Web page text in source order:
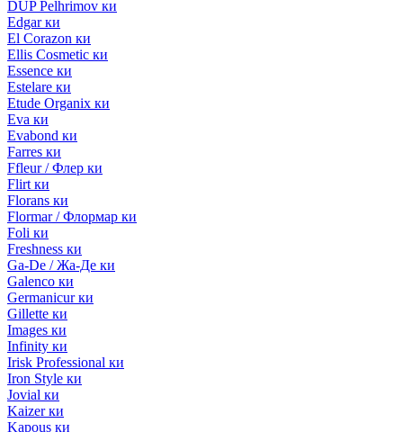
DUP Pelhrimov ки
Edgar ки
El Corazon ки
Ellis Cosmetic ки
Essence ки
Estelare ки
Etude Organix ки
Eva ки
Evabond ки
Farres ки
Ffleur / Флер ки
Flirt ки
Florans ки
Flormar / Флормар ки
Foli ки
Freshness ки
Ga-De / Жа-Де ки
Galenco ки
Germanicur ки
Gillette ки
Images ки
Infinity ки
Irisk Professional ки
Iron Style ки
Jovial ки
Kaizer ки
Kapous ки